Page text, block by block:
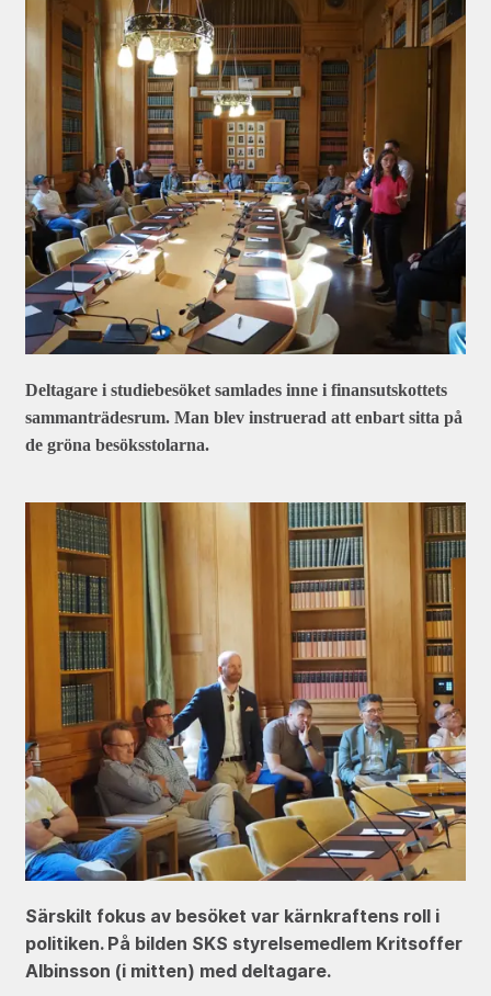
Deltagare i studiebesöket samlades inne i finansutskottets
sammanträdesrum. Man blev instruerad att enbart sitta på
de gröna besöksstolarna.
Särskilt fokus av besöket var kärnkraftens roll i
politiken. På bilden SKS styrelsemedlem Kritsoffer
Albinsson (i mitten) med deltagare.